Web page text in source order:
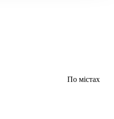
По містах